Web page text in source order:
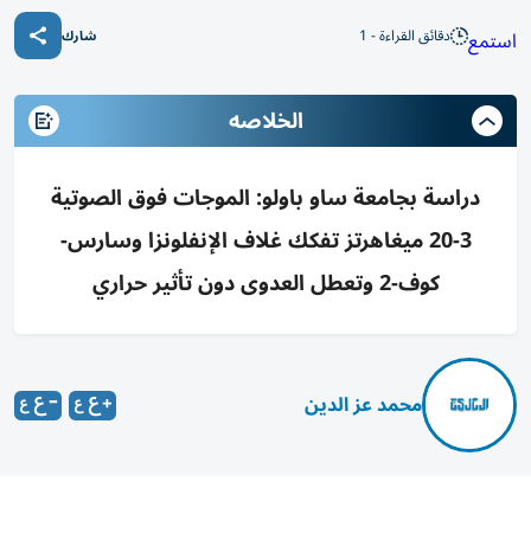
استمع دقائق القراءة - 1 شارك
الخلاصه
دراسة بجامعة ساو باولو: الموجات فوق الصوتية
3-20 ميغاهرتز تفكك غلاف الإنفلونزا وسارس-
كوف-2 وتعطل العدوى دون تأثير حراري
محمد عز الدين